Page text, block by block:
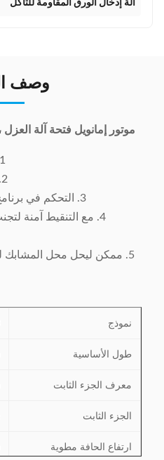
آلة إدخال الورق المقاومة للتآكل
وصف
موتور إمانويل فتحة آلة
1. تحميل وتفريغ المحرك يدويا
2. الهوائية معايرة وقطع الورق
3. التحكم في برنامج PLC ، شاشة تعمل باللمس
4. مع التنقيط آمنة
5. ممكن ليحل محل المشابك لتناسب حديد التسليح مختلفة
نموذج
طول الأساسية
معرف الجزء الثابت
الجزء الثابت
ارتفاع الحافة مطوية